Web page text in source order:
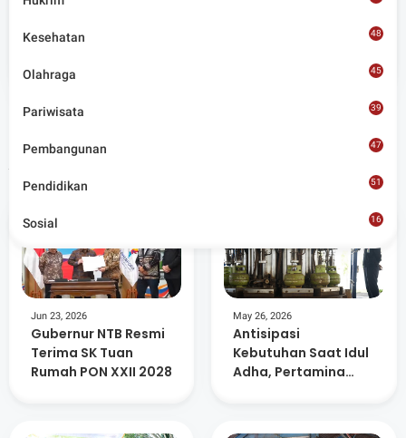
Artikel Terkait
Jun 23, 2026
Gubernur NTB Resmi
Terima SK Tuan
Rumah PON XXII 2028
May 26, 2026
Antisipasi
Kebutuhan Saat Idul
Adha, Pertamina
Kesehatan 48
Olahraga 45
Pariwisata 39
Pembangunan 47
Pendidikan 51
Sosial
16